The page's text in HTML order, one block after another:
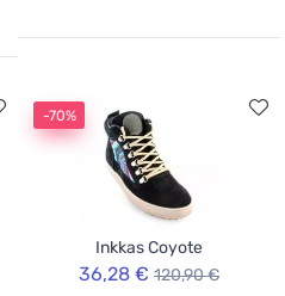
-70%
Inkkas Coyote
36,28 € 120,90 €